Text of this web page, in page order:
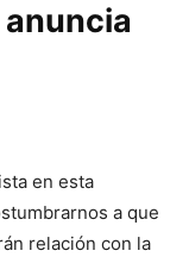
anuncia
en esta
a que
relación con la